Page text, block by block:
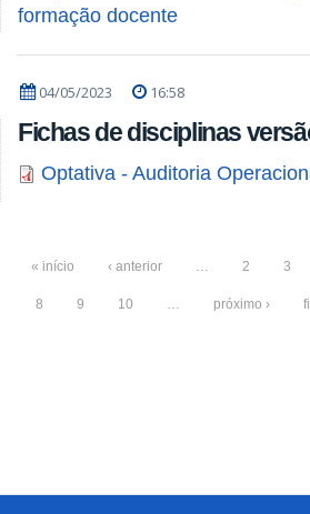
formação docente
04/05/2023 16:58
Fichas de disciplinas
Optativa - Auditoria
« início ‹ anterior 2 3
8 9 10 próximo ›